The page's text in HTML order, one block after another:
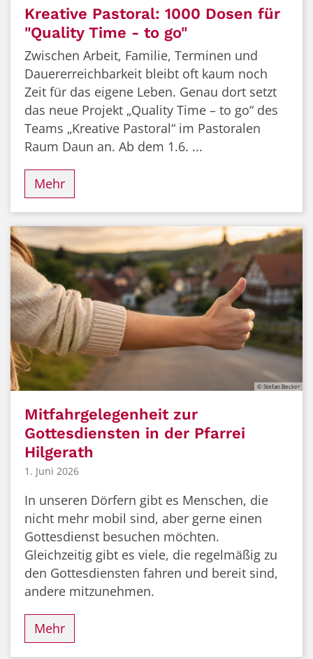
Kreative Pastoral: 1000 Dosen für
"Quality Time - to go"
Zwischen Arbeit, Familie, Terminen und
Dauererreichbarkeit bleibt oft kaum noch
Zeit für das eigene Leben. Genau dort setzt
das neue Projekt „Quality Time – to go“ des
Teams „Kreative Pastoral“ im Pastoralen
Raum Daun an. Ab dem 1.6. ...
Mehr
© Stefan Becker
Mitfahrgelegenheit zur
Gottesdiensten in der Pfarrei
Hilgerath
1. Juni 2026
In unseren Dörfern gibt es Menschen, die
nicht mehr mobil sind, aber gerne einen
Gottesdienst besuchen möchten.
Gleichzeitig gibt es viele, die regelmäßig zu
den Gottesdiensten fahren und bereit sind,
andere mitzunehmen.
Mehr